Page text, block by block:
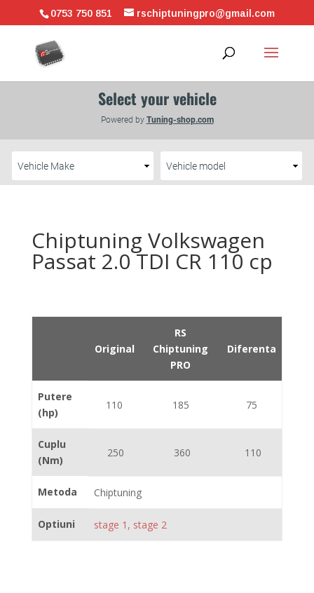
0753 750 851 rschiptuningpro@gmail.com
Chiptuning Volkswagen
Passat 2.0 TDI CR 110 cp
Original
RS
Chiptuning
PRO
Diferenta
Putere
(hp)
110 185 75
Cuplu
(Nm)
250 360 110
Metoda Chiptuning
Optiuni stage 1, stage 2